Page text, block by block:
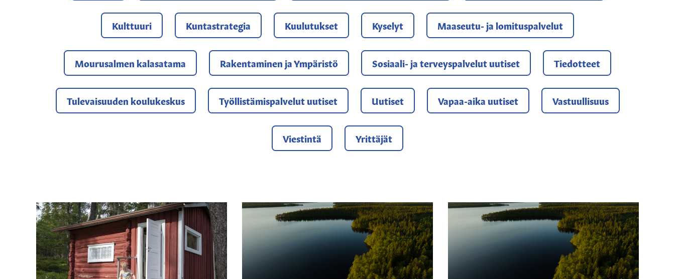
Kulttuuri Kuntastrategia Kuulutukset Kyselyt Maaseutu- ja lomituspalvelut
Mourusalmen kalasatama Rakentaminen ja Ympäristö Sosiaali- ja terveyspalvelut uutiset Tiedotteet
Tulevaisuuden koulukeskus Työllistämispalvelut uutiset Uutiset Vapaa-aika uutiset Vastuullisuus
Viestintä Yrittäjät